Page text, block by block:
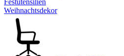
Festutensilien
Weihnachtsdekor